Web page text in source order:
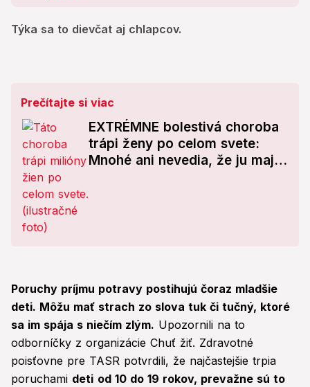
Týka sa to dievčat aj chlapcov.
Prečítajte si viac
EXTRÉMNE bolestivá choroba
trápi ženy po celom svete:
Mnohé ani nevedia, že ju majú!
Poruchy príjmu potravy postihujú čoraz mladšie
deti. Môžu mať strach zo slova tuk či tučný, ktoré
sa im spája s niečím zlým. Upozornili na to
odborníčky z organizácie Chuť žiť. Zdravotné
poisťovne pre TASR potvrdili, že najčastejšie trpia
poruchami deti od 10 do 19 rokov, prevažne sú to